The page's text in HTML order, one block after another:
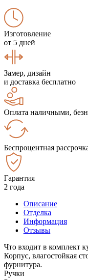
Изготовление
от 5 дней
Замер, дизайн
и доставка бесплатно
Оплата наличными,
Беспроцентная
Гарантия
2 года
Описание
Отделка
Информация
Отзывы
Что входит в комплект
Корпус, влагостойкая
фурнитура.
Ручки